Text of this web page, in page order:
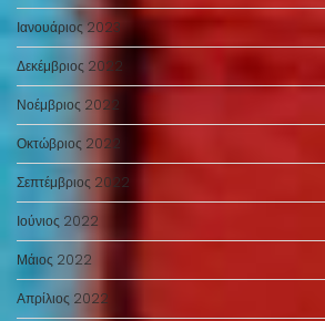
Ιανουάριος 2023
Δεκέμβριος 2022
Νοέμβριος 2022
Οκτώβριος 2022
Σεπτέμβριος 2022
Ιούνιος 2022
Μάιος 2022
Απρίλιος 2022